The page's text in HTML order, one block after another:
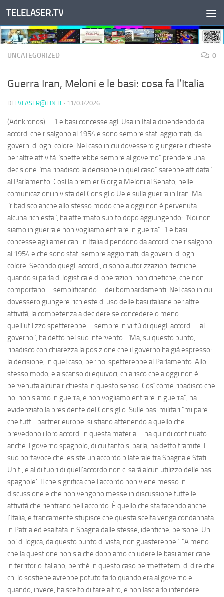
Salta al contenuto
TELELASER.TV
UNCATEGORIZED 0
Guerra Iran, Meloni e le basi: cosa fa l’Italia
DI TVLASER@TIN.IT · 11/03/2026
(Adnkronos) – "Le basi concesse agli Usa in Italia dipendendo da
accordi che risalgono al 1954 e sono sempre stati aggiornati, da
governi di ogni colore. Nel caso in cui dovessero giungere richieste
per altre attività "spetterebbe sempre al governo" prendere una
decisione "ma ribadisco la decisione in quel caso" sarebbe affidata"
al Parlamento. Così la premier Giorgia Meloni al Senato, nelle
comunicazioni in vista del Consiglio Ue e sulla guerra in Iran. Ma
"ribadisco anche allo stesso modo che a oggi non è pervenuta
alcuna richiesta", ha affermato subito dopo aggiungendo: "Noi non
siamo in guerra e non vogliamo entrare in guerra". "Le basi
concesse agli americani in Italia dipendono da accordi che risalgono
al 1954 e che sono stati sempre aggiornati, da governi di ogni
colore. Secondo quegli accordi, ci sono autorizzazioni tecniche
quando si parla di logistica e di operazioni non cinetiche, che non
comportano – semplificando – dei bombardamenti. Nel caso in cui
dovessero giungere richieste di uso delle basi italiane per altre
attività, la competenza a decidere se concedere o meno
quell’utilizzo spetterebbe – sempre in virtù di quegli accordi – al
governo", ha detto nel suo intervento. "Ma, su questo punto,
ribadisco con chiarezza la posizione che il governo ha già espresso:
la decisione, in quel caso, per noi spetterebbe al Parlamento. Allo
stesso modo, e a scanso di equivoci, chiarisco che a oggi non è
pervenuta alcuna richiesta in questo senso. Così come ribadisco che
noi non siamo in guerra, e non vogliamo entrare in guerra", ha
evidenziato la presidente del Consiglio. Sulle basi militari "mi pare
che tutti i partner europei si stiano attenendo a quello che
prevedono i loro accordi in questa materia – ha quindi continuato –
anche il governo spagnolo, di cui tanto si parla, ha detto tramite il
suo portavoce che 'esiste un accordo bilaterale tra Spagna e Stati
Uniti, e al di fuori di quell’accordo non ci sarà alcun utilizzo delle basi
spagnole'. Il che significa che l’accordo non viene messo in
discussione e che non vengono messe in discussione tutte le
attività che rientrano nell’accordo. È quello che sta facendo anche
l’Italia, e francamente stupisce che questa scelta venga condannata
in Patria ed esaltata in Spagna dalle stesse, identiche, persone. Un
po’ di logica, da questo punto di vista, non guasterebbe". "A meno
che la questione non sia che dobbiamo chiudere le basi americane
in territorio italiano, perché in questo caso permettetemi di dire che
chi lo sostiene avrebbe potuto farlo quando era al governo e
quando, invece, ha scelto di fare altro, e non lasciarlo intendere